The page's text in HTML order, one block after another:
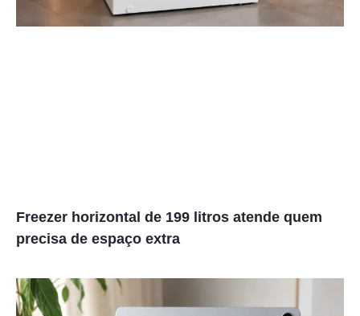
Freezer horizontal de 199 litros atende quem
precisa de espaço extra